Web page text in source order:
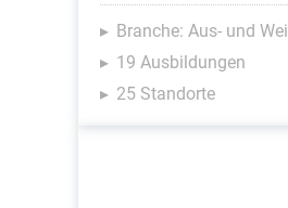
Branche: Aus- und
19 Ausbildungen
25 Standorte